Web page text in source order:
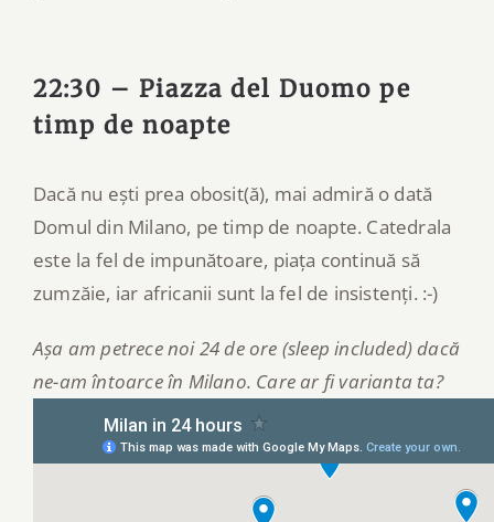
22:30 – Piazza del Duomo pe
timp de noapte
Dacă nu ești prea obosit(ă), mai admiră o dată
Domul din Milano, pe timp de noapte. Catedrala
este la fel de impunătoare, piața continuă să
zumzăie, iar africanii sunt la fel de insistenți. :-)
Așa am petrece noi 24 de ore (sleep included) dacă
ne-am întoarce în Milano. Care ar fi varianta ta?